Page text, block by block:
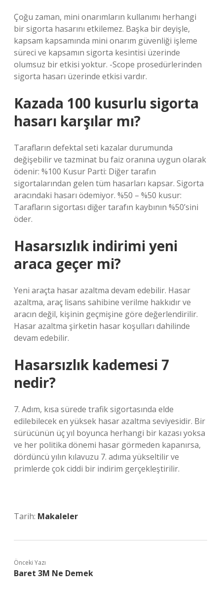
Çoğu zaman, mini onarımların kullanımı herhangi
bir sigorta hasarını etkilemez. Başka bir deyişle,
kapsam kapsamında mini onarım güvenliği işleme
süreci ve kapsamın sigorta kesintisi üzerinde
olumsuz bir etkisi yoktur. -Scope prosedürlerinden
sigorta hasarı üzerinde etkisi vardır.
Kazada 100 kusurlu sigorta
hasarı karşılar mı?
Tarafların defektal seti kazalar durumunda
değişebilir ve tazminat bu faiz oranına uygun olarak
ödenir: %100 Kusur Parti: Diğer tarafın
sigortalarından gelen tüm hasarları kapsar. Sigorta
aracındaki hasarı ödemiyor. %50 – %50 kusur:
Tarafların sigortası diğer tarafın kaybının %50’sini
öder.
Hasarsızlık indirimi yeni
araca geçer mi?
Yeni araçta hasar azaltma devam edebilir. Hasar
azaltma, araç lisans sahibine verilme hakkıdır ve
aracın değil, kişinin geçmişine göre değerlendirilir.
Hasar azaltma şirketin hasar koşulları dahilinde
devam edebilir.
Hasarsızlık kademesi 7
nedir?
7. Adım, kısa sürede trafik sigortasında elde
edilebilecek en yüksek hasar azaltma seviyesidir. Bir
sürücünün üç yıl boyunca herhangi bir kazası yoksa
ve her politika dönemi hasar görmeden kapanırsa,
dördüncü yılın kılavuzu 7. adıma yükseltilir ve
primlerde çok ciddi bir indirim gerçekleştirilir.
Tarih: Makaleler
Önceki Yazı
Baret 3M Ne Demek